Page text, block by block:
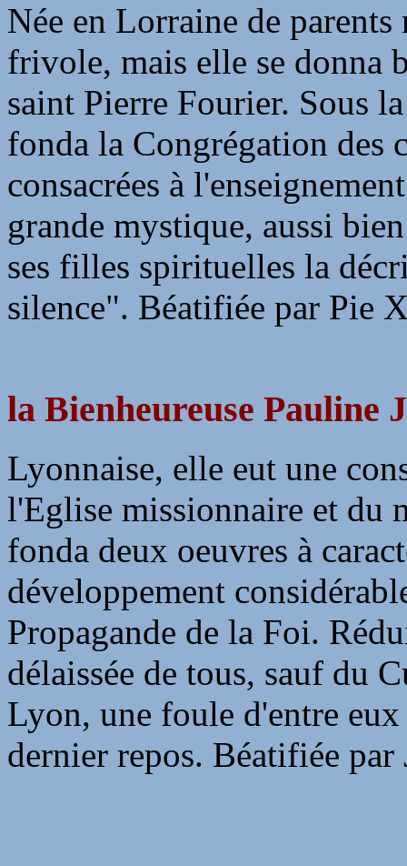
Née en Lorraine de
frivole, mais elle se donna
saint Pierre Fourier. Sous
fonda la Congrégation des
consacrées à
grande mystique, aussi
ses filles spirituelles la
silence". Béatifiée par Pie
la Bienheureuse Pauline
Lyonnaise, elle eut une
l'Eglise missionnaire et du
fonda deux oeuvres à
développement
Propagande de la Foi.
délaissée de tous, sauf du
Lyon, une foule d'entre
dernier repos. Béatifiée